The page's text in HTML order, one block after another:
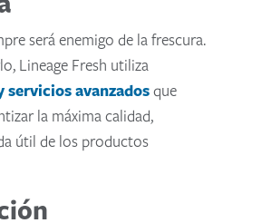
será enemigo de la frescura.
Lineage Fresh utiliza
servicios avanzadosque
la máxima calidad,
útil de los productos